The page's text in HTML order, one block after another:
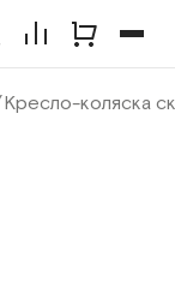
Кресло-коляска